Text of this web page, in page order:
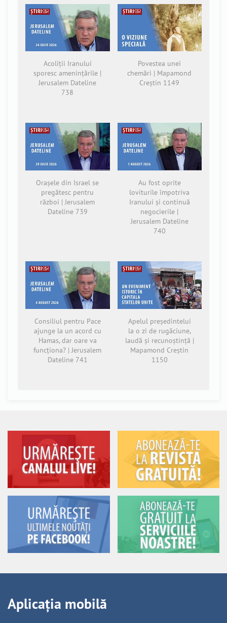
Acoliții Iranului
sporesc amenințările |
Jerusalem Dateline
738
Povestea unei
chemări | Mapamond
Creștin 1149
Orașele din Israel se
pregătesc pentru
război | Jerusalem
Dateline 739
Au fost oprite
loviturile împotriva
Iranului și continuă
negocierile |
Jerusalem Dateline
740
Consiliul pentru Pace
ajunge la un acord cu
Hamas, dar oare va
funcționa? | Jerusalem
Dateline 741
Apelul președintelui
la o zi de rugăciune,
laudă și recunoștință |
Mapamond Creștin
1150
Aplicația mobilă